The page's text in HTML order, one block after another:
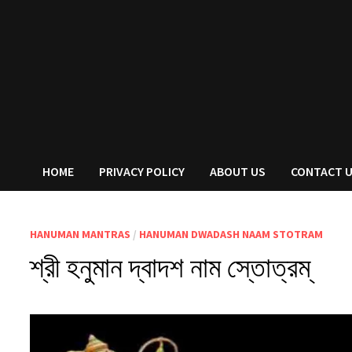
HOME PRIVACY POLICY ABOUT US CONTACT
HANUMAN MANTRAS / HANUMAN DWADASH NAAM STOTRAM
শ্রী হনুমান দ্বাদশ নাম স্তোত্রম্